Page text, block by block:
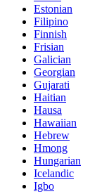
Estonian
Filipino
Finnish
Frisian
Galician
Georgian
Gujarati
Haitian
Hausa
Hawaiian
Hebrew
Hmong
Hungarian
Icelandic
Igbo